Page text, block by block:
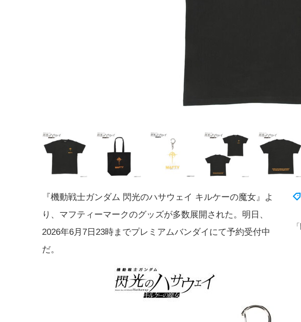
『機動戦士ガンダム 閃光のハサウェイ キルケーの魔女』よ
り、マフティーマークのグッズが多数展開された。明日、
2026年6月7日23時までプレミアムバンダイにて予約受付中
だ。